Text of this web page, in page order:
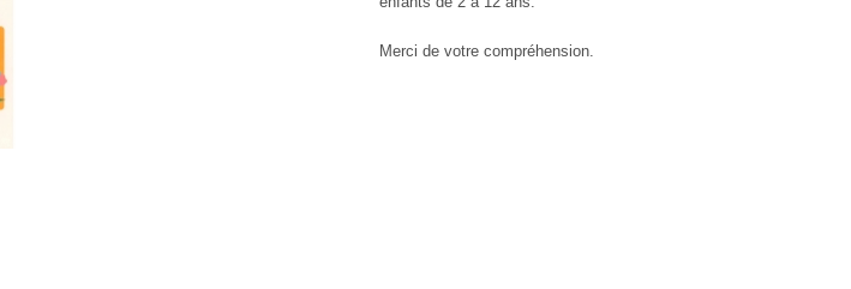
Merci de votre compréhension.